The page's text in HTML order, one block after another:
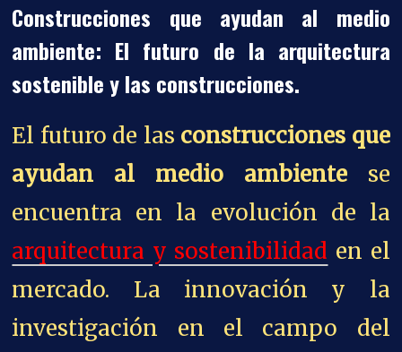
Construcciones que ayudan al medio
ambiente: El futuro de la arquitectura
sostenible y las construcciones.
El futuro de las construcciones que
ayudan al medio ambientese
encuentra en la evolución de la
arquitectura y sostenibilidad en el
mercado. La innovación y la
investigación en el campo del